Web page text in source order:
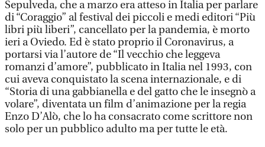
Sepulveda, che a marzo era atteso in Italia per parlare
di “Coraggio” al festival dei piccoli e medi editori “Più
libri più liberi”, cancellato per la pandemia, è morto
ieri a Oviedo. Ed è stato proprio il Coronavirus, a
portarsi via l’autore de “Il vecchio che leggeva
romanzi d’amore”, pubblicato in Italia nel 1993, con
cui aveva conquistato la scena internazionale, e di
“Storia di una gabbianella e del gatto che le insegnò a
volare”, diventata un film d’animazione per la regia
Enzo D’Alò, che lo ha consacrato come scrittore non
solo per un pubblico adulto ma per tutte le età.